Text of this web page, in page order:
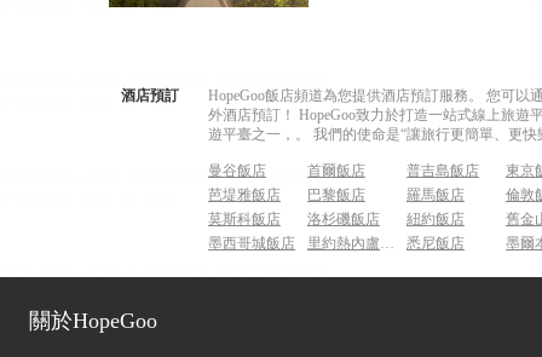
酒店預訂
HopeGoo飯店頻道為您提供酒店預訂服務。 您可
外酒店預訂！ HopeGoo致力於打造一站式線上旅
遊平臺之一，。 我們的使命是“讓旅行更簡單、更
曼谷飯店 首爾飯店 普吉島飯店
東京
芭堤雅飯店
巴黎飯店 羅馬飯店
倫敦
莫斯科飯店
洛杉磯飯店 紐約飯店
舊金
墨西哥城飯店
里約熱內盧飯店 悉尼飯店 墨爾
關於HopeGoo